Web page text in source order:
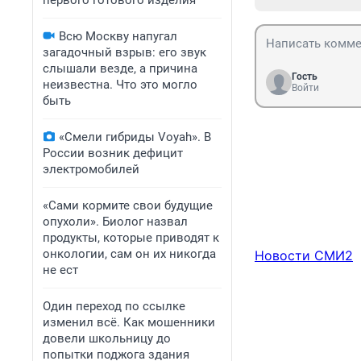
Всю Москву напугал
загадочный взрыв: его звук
слышали везде, а причина
неизвестна. Что это могло
быть
«Смели гибриды Voyah». В
России возник дефицит
электромобилей
«Сами кормите свои будущие
опухоли». Биолог назвал
продукты, которые приводят к
онкологии, сам он их никогда
не ест
Один переход по ссылке
изменил всё. Как мошенники
довели школьницу до
попытки поджога здания
Гость
Войти
Новости СМИ2